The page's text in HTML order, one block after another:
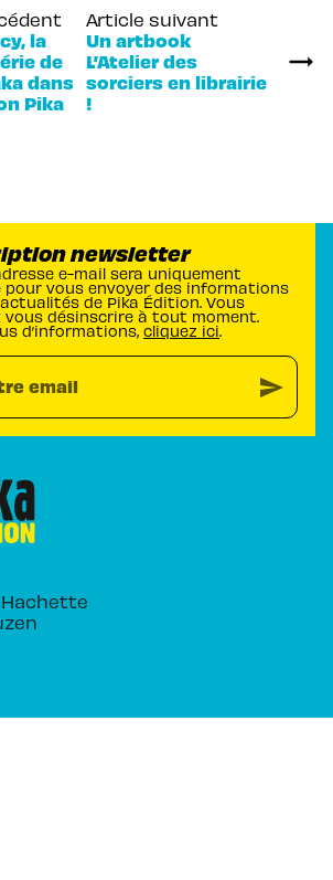
la
de
dans
Pika
Article suivant
Un artbook
L’Atelier des
sorciers en librairie
!
newsletter
e-mail sera uniquement
pour vous envoyer des informations
de Pika Édition. Vous
vous désinscrire à tout moment.
d’informations, cliquez ici.
email send
Hachette